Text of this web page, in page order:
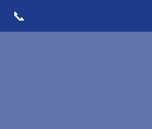
📞